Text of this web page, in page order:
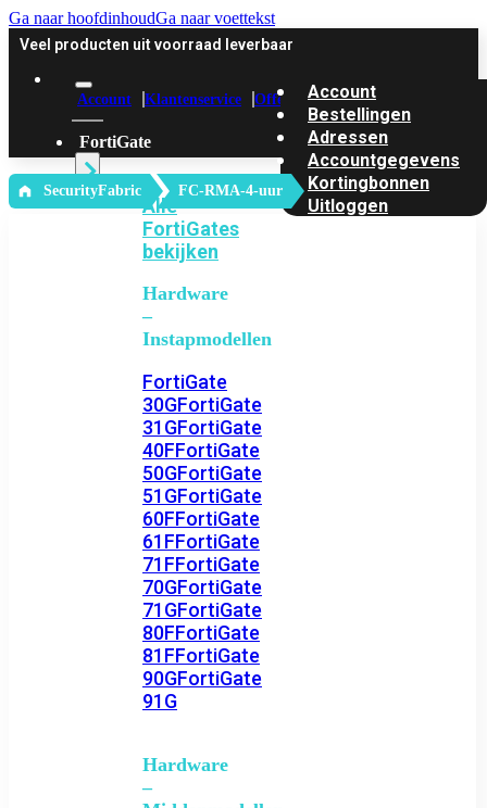
Ga naar hoofdinhoudGa naar voettekst
Veel producten uit voorraad leverbaar
Account Klantenservice Offerte
FortiGate
Alle
FortiGates
bekijken
Hardware
–
Instapmodellen
FortiGate
30GFortiGate
31GFortiGate
40FFortiGate
50GFortiGate
51GFortiGate
60FFortiGate
61FFortiGate
71FFortiGate
70GFortiGate
71GFortiGate
80FFortiGate
81FFortiGate
90GFortiGate
91G
Hardware
–
Account
Bestellingen
Adressen
Accountgegevens
Kortingbonnen
Uitloggen
‎ SecurityFabric FC-RMA-4-uur